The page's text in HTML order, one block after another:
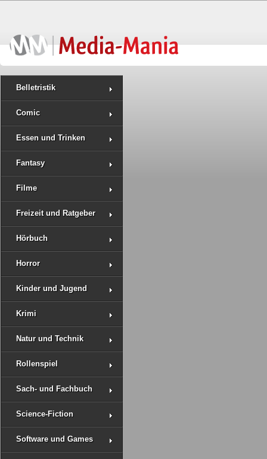
Belletristik
Comic
Essen und Trinken
Fantasy
Filme
Freizeit und Ratgeber
Hörbuch
Horror
Kinder und Jugend
Krimi
Natur und Technik
Rollenspiel
Sach- und Fachbuch
Science-Fiction
Software und Games